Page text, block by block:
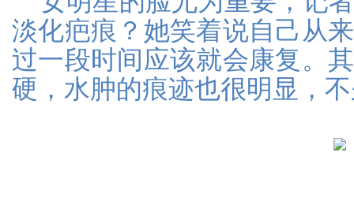
淡化疤痕？她笑着说自己从
过一段时间应该就会康复。
硬，水肿的痕迹也很明显，